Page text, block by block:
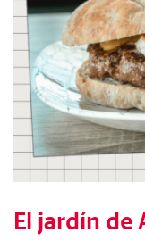
El jardín de